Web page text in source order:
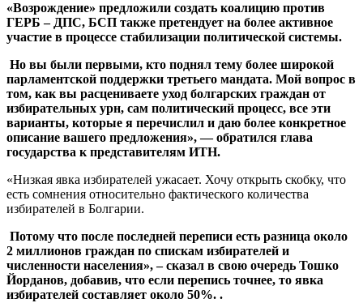
«Возрождение» предложили создать коалицию против
ГЕРБ – ДПС, БСП также претендует на более активное
участие в процессе стабилизации политической системы.
Но вы были первыми, кто поднял тему более широкой
парламентской поддержки третьего мандата. Мой вопрос в
том, как вы расцениваете уход болгарских граждан от
избирательных урн, сам политический процесс, все эти
варианты, которые я перечислил и даю более конкретное
описание вашего предложения», — обратился глава
государства к представителям ИТН.
«Низкая явка избирателей ужасает. Хочу открыть скобку, что
есть сомнения относительно фактического количества
избирателей в Болгарии.
Потому что после последней переписи есть разница около
2 миллионов граждан по спискам избирателей и
численности населения», – сказал в свою очередь Тошко
Йорданов, добавив, что если перепись точнее, то явка
избирателей составляет около 50%. .